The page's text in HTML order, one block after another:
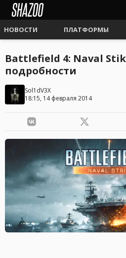
НОВОСТИ ПЛАТФОРМЫ
Battlefield 4: Naval
подробности
Sol1dV3X
18:15, 14 февраля 2014